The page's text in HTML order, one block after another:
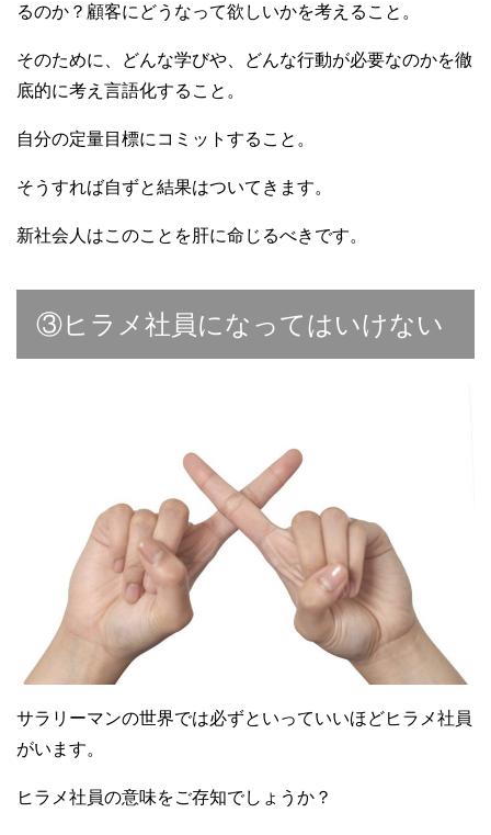
るのか？顧客にどうなって欲しいかを考えること。
そのために、どんな学びや、どんな行動が必要なのかを徹
底的に考え言語化すること。
自分の定量目標にコミットすること。
そうすれば自ずと結果はついてきます。
新社会人はこのことを肝に命じるべきです。
③ヒラメ社員になってはいけない
サラリーマンの世界では必ずといっていいほどヒラメ社員
がいます。
ヒラメ社員の意味をご存知でしょうか？